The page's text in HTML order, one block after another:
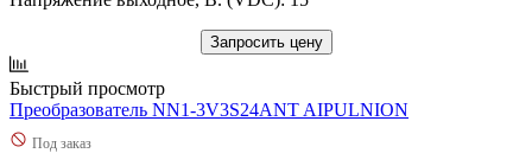
Запросить цену
Быстрый просмотр
Преобразователь NN1-3V3S24ANT AIPULNION
Под заказ